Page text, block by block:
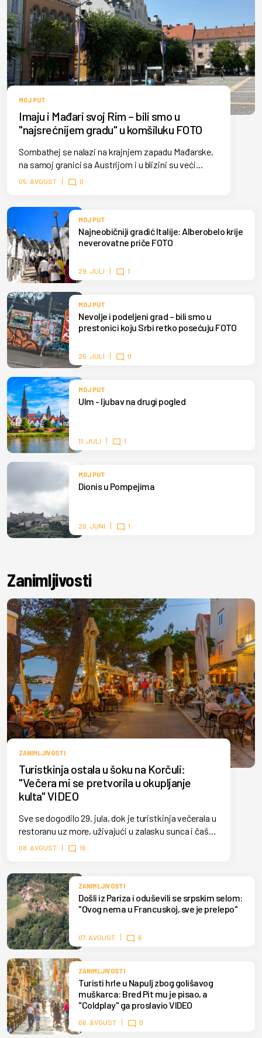
MOJ PUT
Imaju i Mađari svoj Rim – bili smo u
"najsrećnijem gradu" u komšiluku FOTO
Sombathej se nalazi na krajnjem zapadu Mađarske,
na samoj granici sa Austrijom i u blizini su veći
gradovi poput Beča, Graca, Bratislave.
05. AVGUST 0
MOJ PUT
Najneobičniji gradić Italije: Alberobelo krije
neverovatne priče FOTO
29. JULI 1
MOJ PUT
Nevolje i podeljeni grad – bili smo u
prestonici koju Srbi retko posećuju FOTO
25. JULI 0
MOJ PUT
Ulm - ljubav na drugi pogled
11. JULI 1
MOJ PUT
Dionis u Pompejima
20. JUNI 1
Zanimljivosti
ZANIMLJIVOSTI
Turistkinja ostala u šoku na Korčuli:
"Večera mi se pretvorila u okupljanje
kulta" VIDEO
Sve se dogodilo 29. jula, dok je turistkinja večerala u
restoranu uz more, uživajući u zalasku sunca i čaši
vina. Međutim, mirnu atmosferu iznenada je
prekinula tradicionalna procesija koja je prošla
08. AVGUST 16
ZANIMLJIVOSTI
Došli iz Pariza i oduševili se srpskim selom:
"Ovog nema u Francuskoj, sve je prelepo"
07. AVGUST 6
ZANIMLJIVOSTI
Turisti hrle u Napulj zbog golišavog
muškarca: Bred Pit mu je pisao, a
"Coldplay" ga proslavio VIDEO
06. AVGUST 0